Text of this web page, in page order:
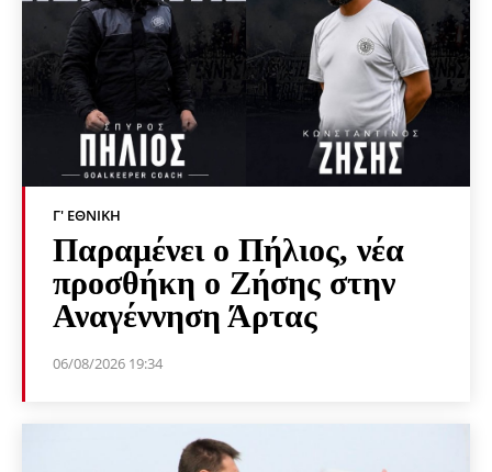
Γ' ΕΘΝΙΚΉ
Παραμένει ο Πήλιος, νέα
προσθήκη ο Ζήσης στην
Αναγέννηση Άρτας
06/08/2026 19:34